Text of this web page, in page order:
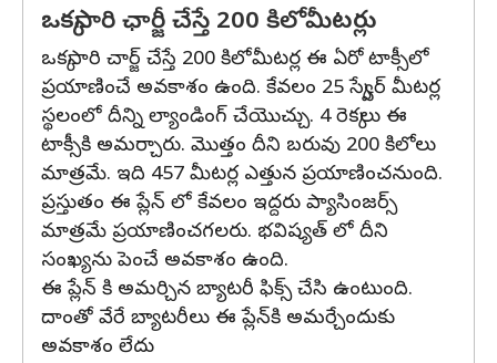
ఒక్కసారి ఛార్జీ చేస్తే 200 కిలోమీటర్లు
ఒక్కసారి చార్జ్ చేస్తే 200 కిలోమీటర్ల ఈ ఏరో టాక్సీలో
ప్రయాణించే అవకాశం ఉంది. కేవలం 25 స్క్వేర్ మీటర్ల
స్థలంలో దీన్ని ల్యాండింగ్ చేయొచ్చు. 4 రెక్కలు ఈ
టాక్సీకి అమర్చారు. మొత్తం దీని బరువు 200 కిలోలు
మాత్రమే. ఇది 457 మీటర్ల ఎత్తున ప్రయాణించనుంది.
ప్రస్తుతం ఈ ప్లేన్ లో కేవలం ఇద్దరు ప్యాసింజర్స్
మాత్రమే ప్రయాణించగలరు. భవిష్యత్ లో దీని
సంఖ్యను పెంచే అవకాశం ఉంది.
ఈ ప్లేన్ కి అమర్చిన బ్యాటరీ ఫిక్స్ చేసి ఉంటుంది.
దాంతో వేరే బ్యాటరీలు ఈ ప్లేన్‌కి అమర్చేందుకు
అవకాశం లేదు